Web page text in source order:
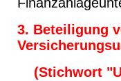
3. Beteiligung
(Stichwort